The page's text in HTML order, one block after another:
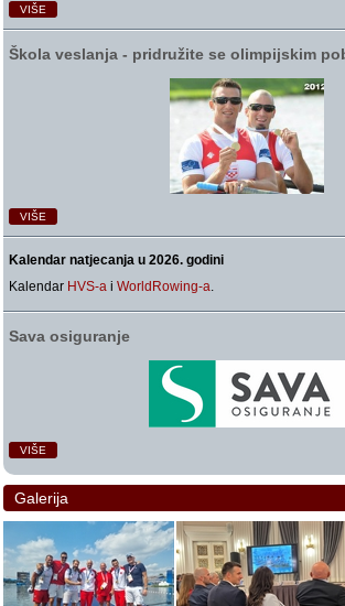
VIŠE
Škola veslanja ‑ pridružite se olimpijskim
VIŠE
Kalendar natjecanja u 2026. godini
Kalendar HVS-a iWorldRowing-a.
Sava osiguranje
VIŠE
Galerija